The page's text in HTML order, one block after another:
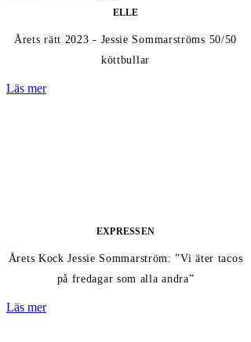
ELLE
Årets rätt 2023 - Jessie Sommarströms 50/50
köttbullar
Läs mer
EXPRESSEN
Årets Kock Jessie Sommarström: ”Vi äter tacos
på fredagar som alla andra”
Läs mer